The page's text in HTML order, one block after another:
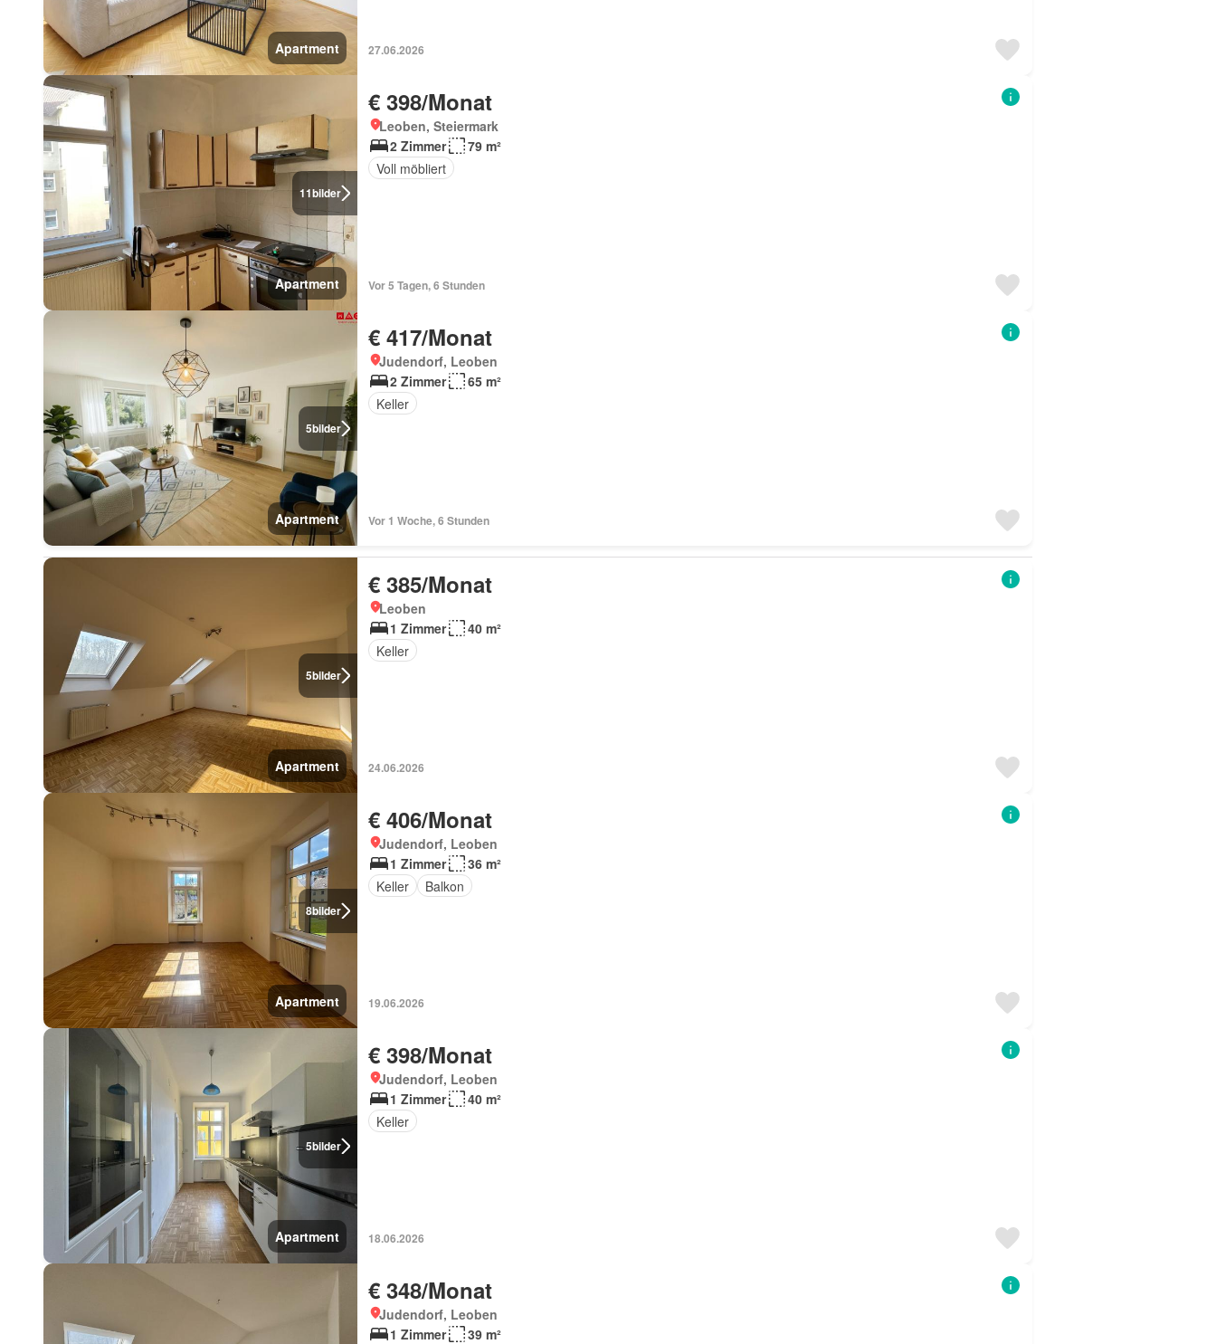
Apartment 27.06.2026
11bilder
Apartment
€ 398/Monat
Leoben, Steiermark
2 Zimmer
79 m²
Voll möbliert
Vor 5 Tagen, 6 Stunden
5bilder
Apartment
€ 417/Monat
Judendorf, Leoben
2 Zimmer
65 m²
Keller
Vor 1 Woche, 6 Stunden
5bilder
Apartment
€ 385/Monat
Leoben
1 Zimmer
40 m²
Keller
24.06.2026
8bilder
Apartment
€ 406/Monat
Judendorf, Leoben
1 Zimmer
36 m²
Keller
Balkon
19.06.2026
5bilder
Apartment
€ 398/Monat
Judendorf, Leoben
1 Zimmer
40 m²
Keller
18.06.2026
€ 348/Monat
Judendorf, Leoben
1 Zimmer
39 m²